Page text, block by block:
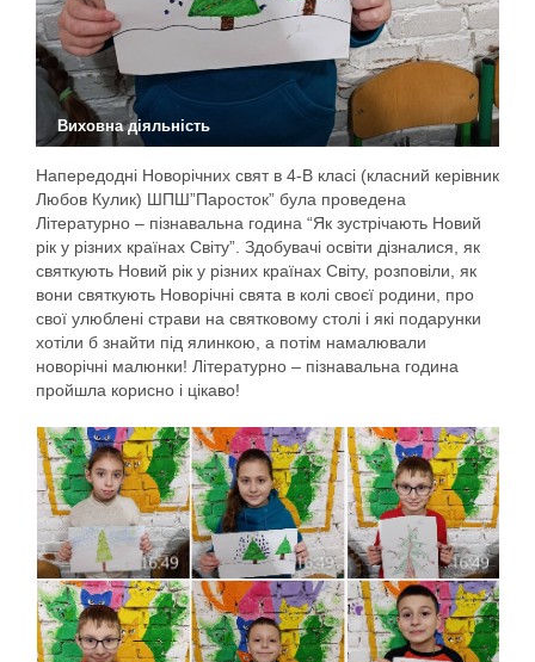
Виховна діяльність
Напередодні Новорічних свят в 4-В класі (класний керівник
Любов Кулик) ШПШ”Паросток” була проведена
Літературно – пізнавальна година “Як зустрічають Новий
рік у різних країнах Світу”. Здобувачі освіти дізналися, як
святкують Новий рік у різних країнах Світу, розповіли, як
вони святкують Новорічні свята в колі своєї родини, про
свої улюблені страви на святковому столі і які подарунки
хотіли б знайти під ялинкою, а потім намалювали
новорічні малюнки! Літературно – пізнавальна година
пройшла корисно і цікаво!